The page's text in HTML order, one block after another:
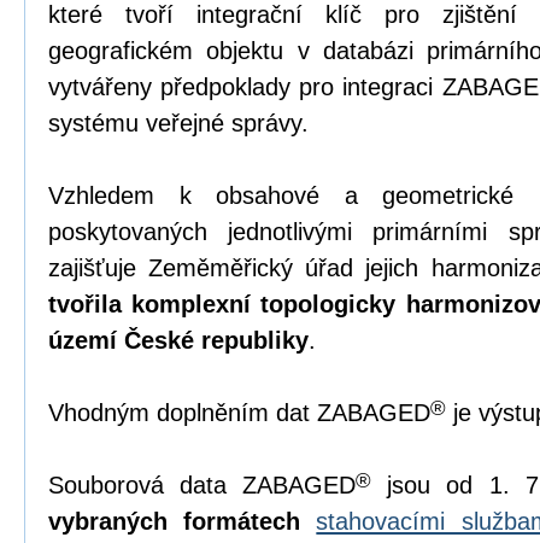
které tvoří integrační klíč pro zjištění
geografickém objektu v databázi
vytvářeny předpoklady pro integraci
systému veřejné správy.
Vzhledem k obsahové a geometrické
poskytovaných jednotlivými primárními
zajišťuje Zeměměřický úřad jejich
tvořila komplexní topologicky
území České republiky.
Vhodným doplněním dat ZABAGED® je
Souborová data ZABAGED® jsou od 1.
vybraných formátech
stahovacími